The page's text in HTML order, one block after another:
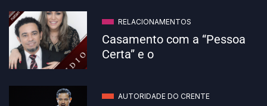
RELACIONAMENTOS
Casamento com a “Pessoa
Certa” e o
AUTORIDADE DO CRENTE